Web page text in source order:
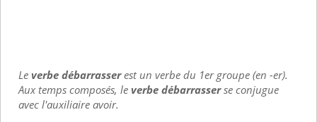
Leverbe débarrasserest un verbe du 1er groupe (en -er).
Aux temps composés, leverbe débarrasserse conjugue
avec l'auxiliaire avoir.